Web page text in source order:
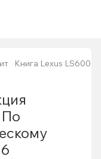
Книга Lexus